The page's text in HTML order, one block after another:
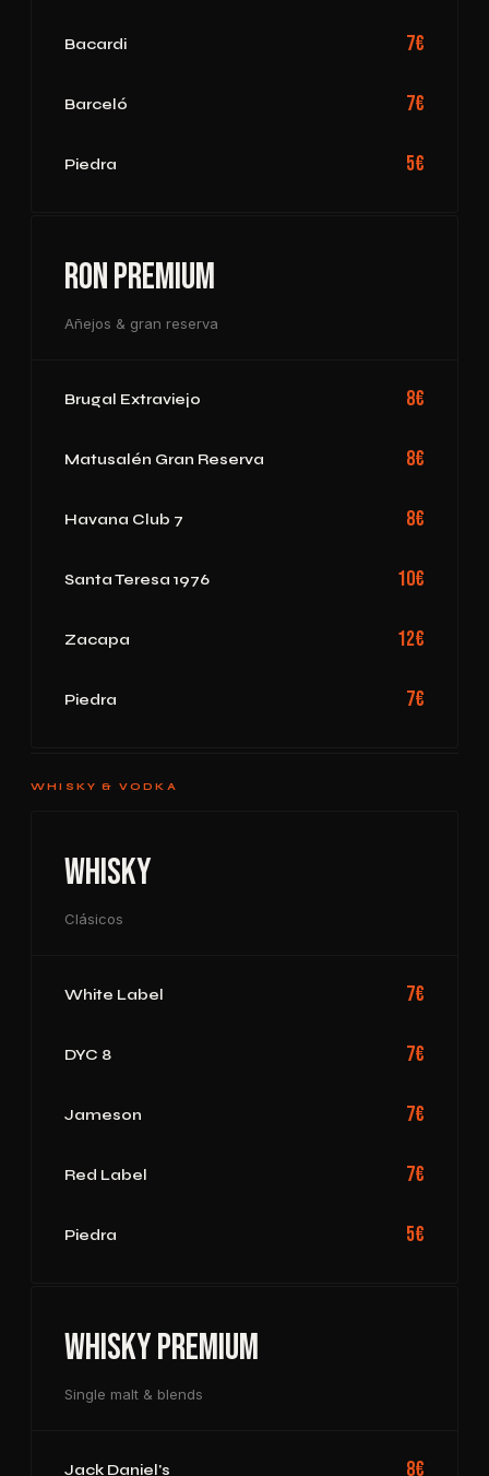
Bacardi 7€
Barceló 7€
Piedra 5€
Ron Premium
Añejos & gran reserva
Brugal Extraviejo 8€
Matusalén Gran Reserva 8€
Havana Club 7 8€
Santa Teresa 1976 10€
Zacapa 12€
Piedra 7€
WHISKY & VODKA
Whisky
Clásicos
White Label 7€
DYC 8 7€
Jameson 7€
Red Label 7€
Piedra 5€
Whisky Premium
Single malt & blends
Jack Daniel's 8€